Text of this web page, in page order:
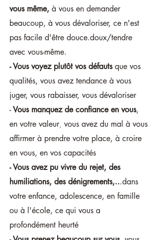
vous même, à vous en demander
beaucoup, à vous dévaloriser, ce n'est
pas facile d'être douce.doux/tendre
avec vous-même.
- Vous voyez plutôt vos défautsque vos
qualités, vous avez tendance à vous
juger, vous rabaisser, vous dévaloriser
-Vous manquez de confiance en vous,
en votre valeur, vous avez du mal à vous
affirmer à prendre votre place, à croire
en vous, en vos capacités
- Vous avez pu vivre du rejet, des
humiliations, des dénigrements,...dans
votre enfance, adolescence, en famille
ou à l'école, ce qui vous a
profondément heurté